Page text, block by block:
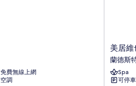
免費無線上網
空調
美
居
維
也
納
美居
蘭德斯
Spa
可停車